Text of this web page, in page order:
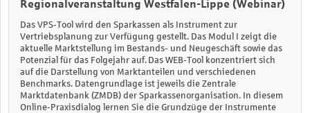
Regionalveranstaltung Westfalen-Lippe (Webinar)
Das VPS-Tool wird den Sparkassen als Instrument zur
Vertriebsplanung zur Verfügung gestellt. Das Modul I zeigt die
aktuelle Marktstellung im Bestands- und Neugeschäft sowie das
Potenzial für das Folgejahr auf. Das WEB-Tool konzentriert sich
auf die Darstellung von Marktanteilen und verschiedenen
Benchmarks. Datengrundlage ist jeweils die Zentrale
Marktdatenbank (ZMDB) der Sparkassenorganisation. In diesem
Online-Praxisdialog lernen Sie die Grundzüge der Instrumente